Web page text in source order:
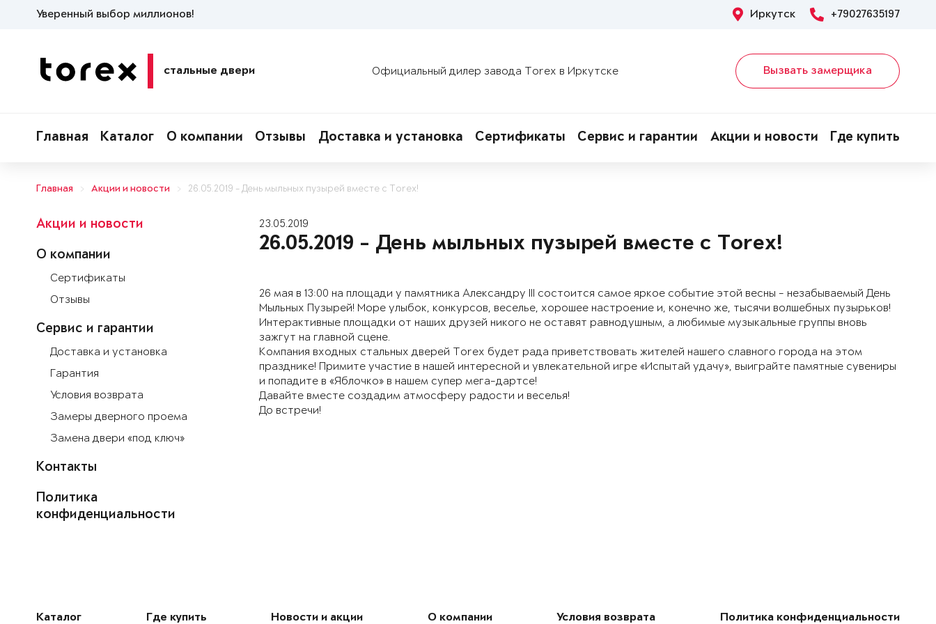
Уверенный выбор миллионов! Иркутск +79027635197
стальные двери Официальный дилер завода Torex в Иркутске Вызвать замерщика
Главная Каталог О компании Отзывы Доставка и установка Сертификаты Сервис и гарантии Акции и новости Где купить
Главная Акции и новости 26.05.2019 - День мыльных пузырей вместе с Torex!
Акции и новости
О компании
Сертификаты
Отзывы
Сервис и гарантии
Доставка и установка
Гарантия
Условия возврата
Замеры дверного проема
Замена двери «под ключ»
Контакты
Политика
конфиденциальности
23.05.2019
26.05.2019 - День мыльных пузырей вместе с Torex!
26 мая в 13:00 на площади у памятника Александру III состоится самое яркое событие этой весны - незабываемый День
Мыльных Пузырей! Море улыбок, конкурсов, веселье, хорошее настроение и, конечно же, тысячи волшебных пузырьков!
Интерактивные площадки от наших друзей никого не оставят равнодушным, а любимые музыкальные группы вновь
зажгут на главной сцене.
Компания входных стальных дверей Torex будет рада приветствовать жителей нашего славного города на этом
празднике! Примите участие в нашей интересной и увлекательной игре «Испытай удачу», выиграйте памятные сувениры
и попадите в «Яблочко» в нашем супер мега-дартсе!
Давайте вместе создадим атмосферу радости и веселья!
До встречи!
Каталог Где купить Новости и акции О компании Условия возврата Политика конфиденциальности